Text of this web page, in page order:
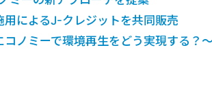
によるJ-クレジットを共同販売
コノミーで環境再生をどう実現する？～